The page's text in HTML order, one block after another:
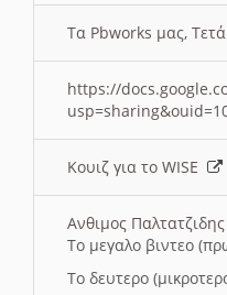
Τα Pbworks μας,
https://
Κουιζ για το WISE
Ανθιμος Παλτατζιδης
Το μεγαλο βιντεο
Το δευτερο